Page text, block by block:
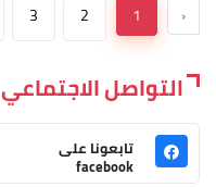
‹
1
2
3
التواصل الاجتماعي
تابعونا على
facebook